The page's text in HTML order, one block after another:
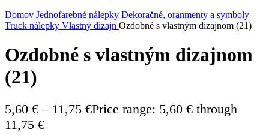
Domov Jednofarebné nálepky Dekoračné, oranmenty a symboly
Truck nálepky Vlastný dizajn Ozdobné s vlastným dizajnom (21)
Ozdobné s vlastným dizajnom
(21)
5,60 € – 11,75 €Price range: 5,60 € through
11,75 €